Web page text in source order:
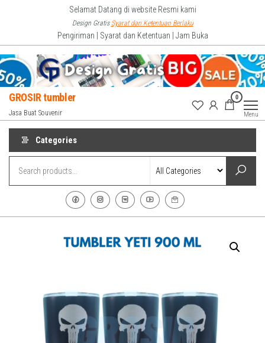
content
Selamat Datang di website Resmi kami
Design Gratis Syarat dan Ketentuan Berlaku
Pengiriman | Syarat dan Ketentuan | Jam Buka
GROSIR tumbler
Jasa Buat Souvenir
0
Menu
Categories